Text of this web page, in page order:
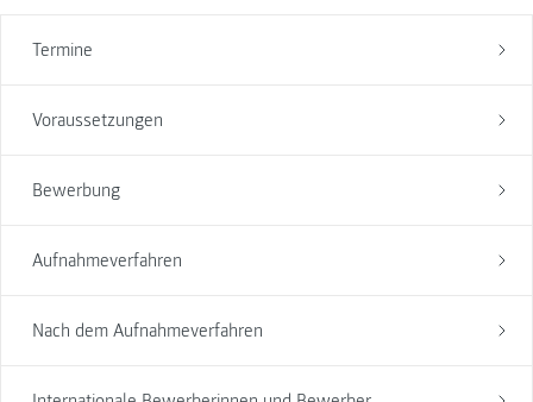
Termine
Voraussetzungen
Bewerbung
Aufnahmeverfahren
Nach dem Aufnahmeverfahren